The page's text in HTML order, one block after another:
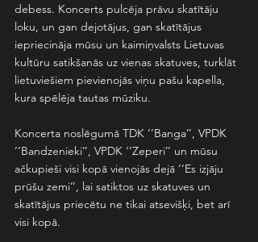
debess. Koncerts pulcēja prāvu skatītāju
loku, un gan dejotājus, gan skatītājus
iepriecināja mūsu un kaimiņvalsts Lietuvas
kultūru satikšanās uz vienas skatuves, turklāt
lietuviešiem pievienojās viņu pašu kapella,
kura spēlēja tautas mūziku.
Koncerta noslēgumā TDK ‘’Banga’’, VPDK
‘’Bandzenieki’’, VPDK ‘’Zeperi’’ un mūsu
ačkupieši visi kopā vienojās dejā ‘’Es izjāju
prūšu zemi’’, lai satiktos uz skatuves un
skatītājus priecētu ne tikai atsevišķi, bet arī
visi kopā.